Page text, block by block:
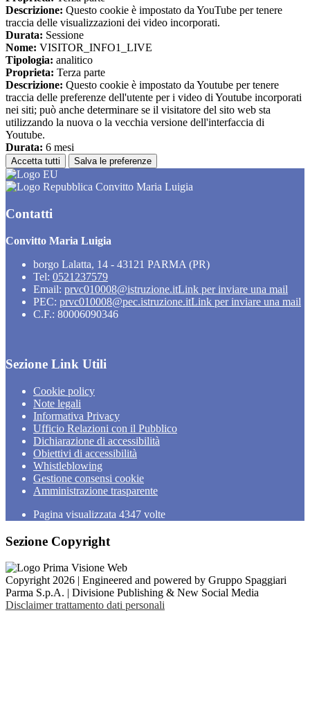
Descrizione: Questo cookie è impostato da YouTube per tenere
traccia delle visualizzazioni dei video incorporati.
Durata: Sessione
Nome: VISITOR_INFO1_LIVE
Tipologia: analitico
Proprieta: Terza parte
Descrizione: Questo cookie è impostato da Youtube per tenere
traccia delle preferenze dell'utente per i video di Youtube incorporati
nei siti; può anche determinare se il visitatore del sito web sta
utilizzando la nuova o la vecchia versione dell'interfaccia di
Youtube.
Durata: 6 mesi
Accetta tutti Salva le preferenze
Convitto Maria Luigia
Contatti
Convitto Maria Luigia
borgo Lalatta, 14 - 43121 PARMA (PR)
Tel: 0521237579
Email: prvc010008@istruzione.itLink per inviare una mail
PEC: prvc010008@pec.istruzione.itLink per inviare una mail
C.F.: 80006090346
Sezione Link Utili
Cookie policy
Note legali
Informativa Privacy
Ufficio Relazioni con il Pubblico
Dichiarazione di accessibilità
Obiettivi di accessibilità
Whistleblowing
Gestione consensi cookie
Amministrazione trasparente
Pagina visualizzata 4347 volte
Sezione Copyright
Copyright 2026 | Engineered and powered by Gruppo Spaggiari
Parma S.p.A. | Divisione Publishing & New Social Media
Disclaimer trattamento dati personali